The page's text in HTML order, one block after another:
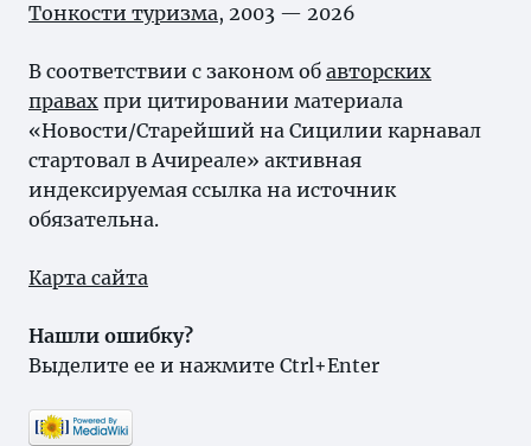
Тонкости туризма, 2003 — 2026
В соответствии с законом об авторских
правах при цитировании материала
«Новости/Старейший на Сицилии карнавал
стартовал в Ачиреале» активная
индексируемая ссылка на источник
обязательна.
Карта сайта
Нашли ошибку?
Выделите ее и нажмите Ctrl+Enter